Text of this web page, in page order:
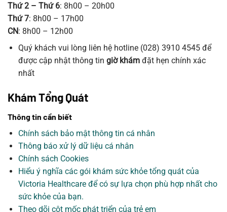
Thứ 2 – Thứ 6: 8h00 – 20h00
Thứ 7: 8h00 – 17h00
CN: 8h00 – 12h00
Quý khách vui lòng liên hệ hotline (028) 3910 4545 để
được cập nhật thông tin giờ khámđặt hẹn chính xác
nhất
Khám Tổng Quát
Thông tin cần biết
Chính sách bảo mật thông tin cá nhân
Thông báo xử lý dữ liệu cá nhân
Chính sách Cookies
Hiểu ý nghĩa các gói khám sức khỏe tổng quát của
Victoria Healthcare để có sự lựa chọn phù hợp nhất cho
sức khỏe của bạn.
Theo dõi cột mốc phát triển của trẻ em